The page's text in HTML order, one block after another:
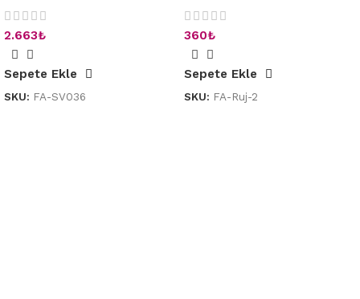
2.663₺
Sepete Ekle
SKU: FA-SV036
360₺
Sepete Ekle
SKU: FA-Ruj-2